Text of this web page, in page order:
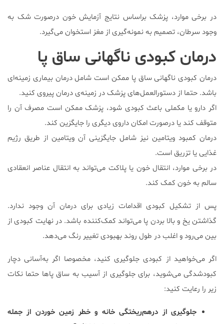
در برخی موارد، پزشک براساس نتایج آزمایش خون درصورت شک به
وجود سرطان، تصمیم به نمونه‌‌گیری از مغز استخوان می‌گیرد.
درمان کبودی ناگهانی ساق پا
درمان کبودی ناگهانی ساق پا ممکن است شامل درمان بیماری زمینه‌ای
باشد. حتما از دستورالعمل‌های پزشک در زمینه‌ی درمان پیروی کنید.
اگر دارو یا مکملی باعث کبودی شود، پزشک ممکن است مصرف آن را
متوقف کند یا درصورت امکان داروی دیگری را جایگزین کند.
درمان کمبود ویتامین نیز شامل جایگزینی آن ویتامین از طریق رژیم
غذایی یا تزریق است.
در برخی موارد، انتقال خون یا پلاکت می‌تواند به انتقال عناصر انعقادی
سالم به خون کمک کند.
پس از تشکیل کبودی اقدامات زیادی برای درمان آن وجود ندارد.
گذاشتن یخ و بالا بردن پا می‌تواند کمک‌کننده باشد. در نهایت کبودی از
بین می‌رود و اغلب در طول روند بهبودی تغییر رنگ می‌دهد.
اگر می‌خواهید از کبودی جلوگیری کنید، مخصوصا اگر به‌آسانی دچار
کبودشدگی می‌شوید، برای جلوگیری از آسیب به ساق پاها حتما نکات
زیر را رعایت کنید:
جلوگیری از درهم‌ریختگی خانه و خطر زمین خوردن از جمله